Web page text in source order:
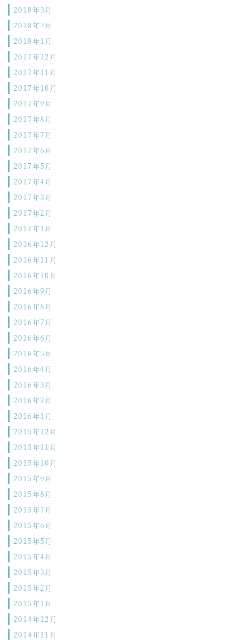
2018年3月
2018年2月
2018年1月
2017年12月
2017年11月
2017年10月
2017年9月
2017年8月
2017年7月
2017年6月
2017年5月
2017年4月
2017年3月
2017年2月
2017年1月
2016年12月
2016年11月
2016年10月
2016年9月
2016年8月
2016年7月
2016年6月
2016年5月
2016年4月
2016年3月
2016年2月
2016年1月
2015年12月
2015年11月
2015年10月
2015年9月
2015年8月
2015年7月
2015年6月
2015年5月
2015年4月
2015年3月
2015年2月
2015年1月
2014年12月
2014年11月